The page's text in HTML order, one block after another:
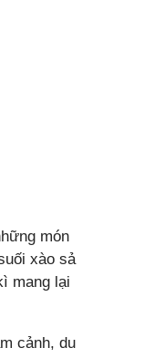
món
xào sả
mang lại
cảnh, du